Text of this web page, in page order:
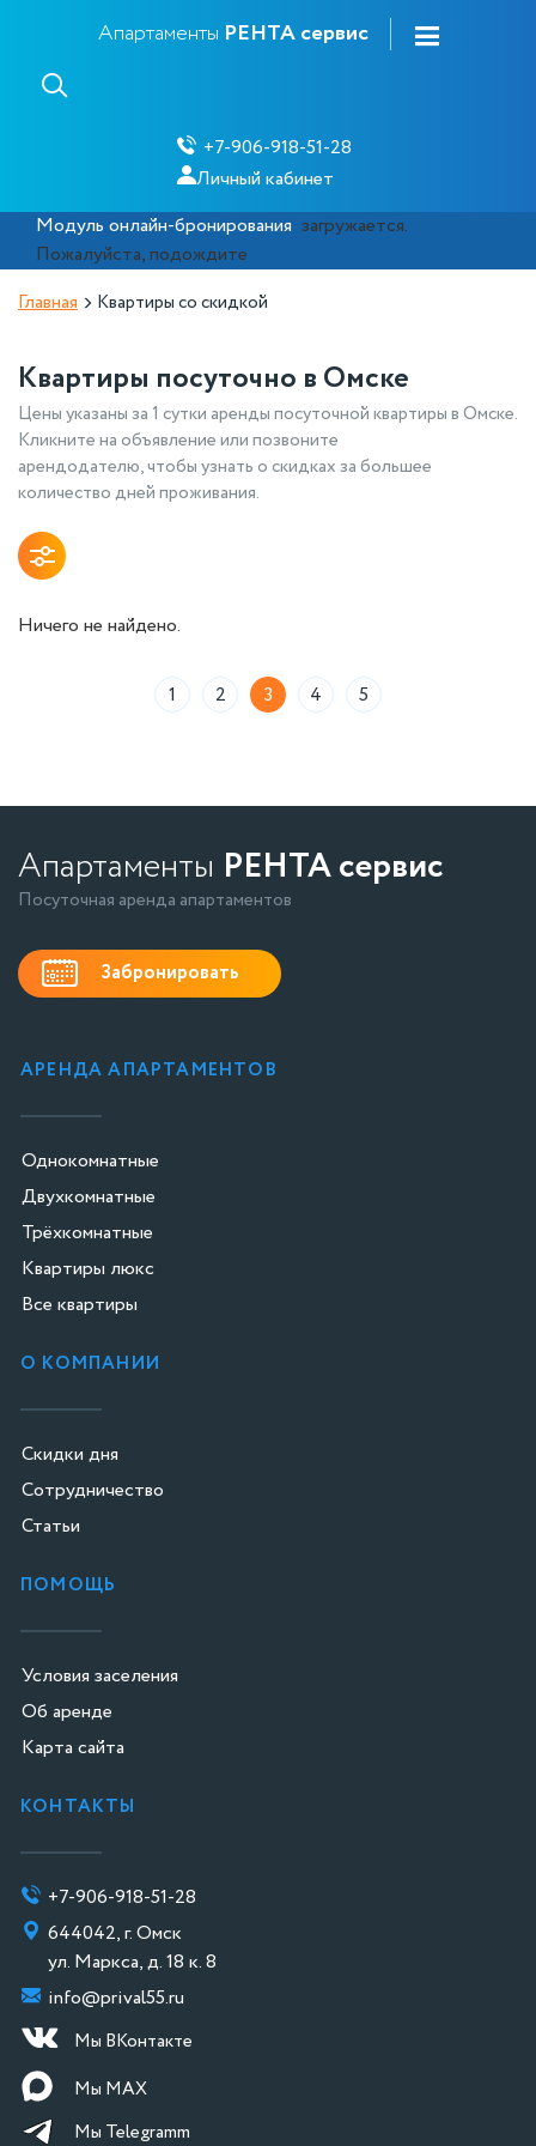
Апартаменты РЕНТА сервис
+7-906-918-51-28
Личный кабинет
Модуль онлайн-бронирования загружается.
Пожалуйста, подождите
Главная Квартиры со скидкой
Квартиры посуточно в Омске
Цены указаны за 1 сутки аренды посуточной квартиры в Омске.
Кликните на объявление или позвоните
арендодателю, чтобы узнать о скидках за большее
количество дней проживания.
Ничего не найдено.
1 2 3 4 5
Апартаменты РЕНТА сервис
Посуточная аренда апартаментов
Забронировать
АРЕНДА АПАРТАМЕНТОВ
Однокомнатные
Двухкомнатные
Трёхкомнатные
Квартиры люкс
Все квартиры
О КОМПАНИИ
Скидки дня
Сотрудничество
Статьи
ПОМОЩЬ
Условия заселения
Об аренде
Карта сайта
КОНТАКТЫ
+7-906-918-51-28
644042, г. Омск
ул. Маркса, д. 18 к. 8
info@prival55.ru
Мы ВКонтакте
Мы МАХ
Мы Telegramm